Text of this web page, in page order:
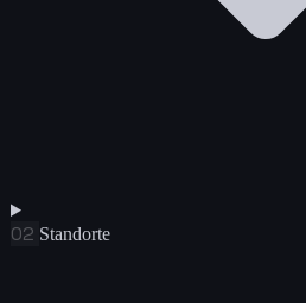
02 Standorte